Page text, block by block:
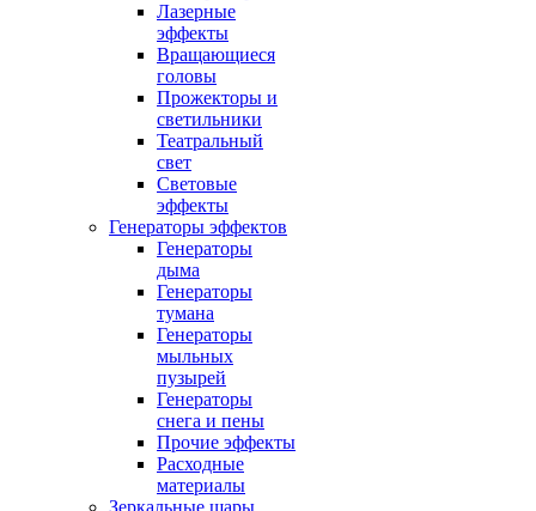
Лазерные
эффекты
Вращающиеся
головы
Прожекторы и
светильники
Театральный
свет
Световые
эффекты
Генераторы эффектов
Генераторы
дыма
Генераторы
тумана
Генераторы
мыльных
пузырей
Генераторы
снега и пены
Прочие эффекты
Расходные
материалы
Зеркальные шары